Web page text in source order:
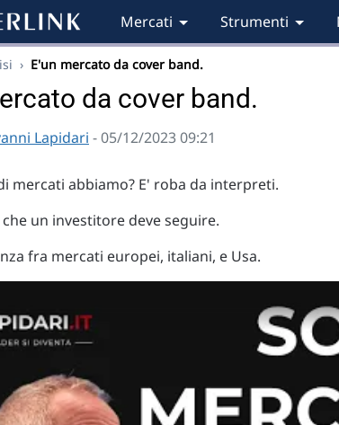
Mercati Strumenti
› E'un mercato da cover band.
da cover band.
Lapidari - 05/12/2023 09:21
mercati abbiamo? E' roba da interpreti.
un investitore deve seguire.
fra mercati europei, italiani, e Usa.